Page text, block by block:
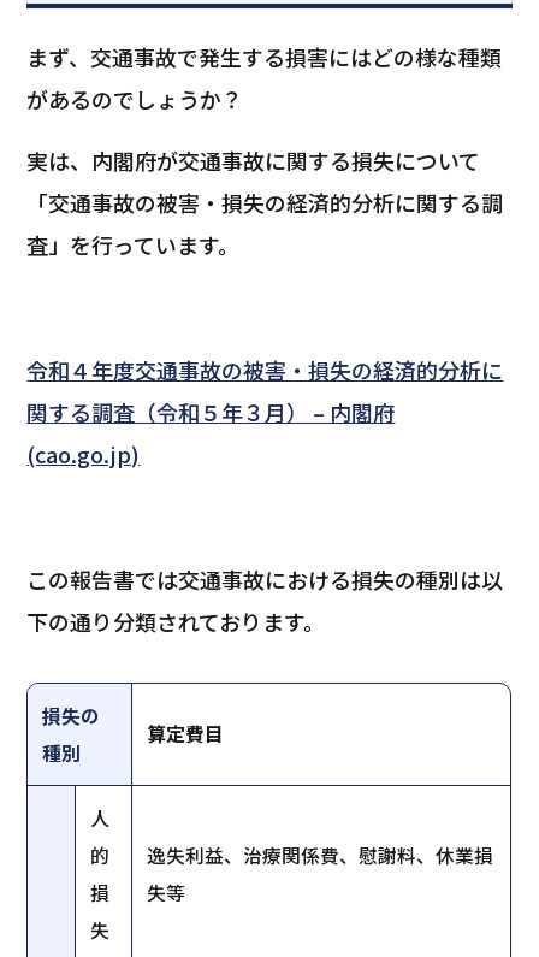
まず、交通事故で発生する損害にはどの様な種類
があるのでしょうか？
実は、内閣府が交通事故に関する損失について
「交通事故の被害・損失の経済的分析に関する調
査」を行っています。
令和４年度交通事故の被害・損失の経済的分析に
関する調査（令和５年３月） – 内閣府
(cao.go.jp)
この報告書では交通事故における損失の種別は以
下の通り分類されております。
損失の
種別
算定費目
人
的
損
失
逸失利益、治療関係費、慰謝料、休業損
失等